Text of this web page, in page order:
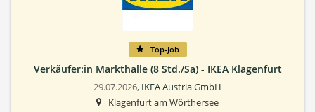
Top-Job
Verkäufer:in Markthalle (8 Std./Sa) - IKEA Klagenfurt
29.07.2026, IKEA Austria GmbH
Klagenfurt am Wörthersee